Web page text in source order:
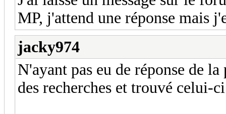
MP, j'attend une réponse mais
jacky974
N'ayant pas eu de réponse de
des recherches et trouvé celui-